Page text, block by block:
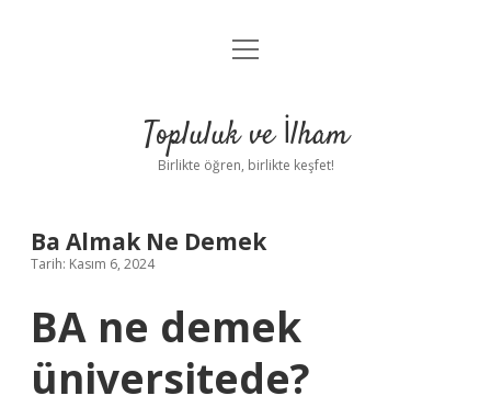
Anasayfa
Yasal Uyarı
menüyü
Topluluk ve İlham
Birlikte öğren, birlikte keşfet!
Ba Almak Ne Demek
Tarih: Kasım 6, 2024
BA ne demek
üniversitede?